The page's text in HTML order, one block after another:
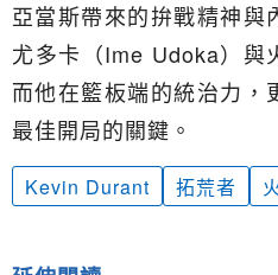
亞當斯帶來的拚戰精神與
尤多卡（Ime Udoka）與
而他在籃板端的統治力，
最佳開局的關鍵。
Kevin Durant 拓荒者